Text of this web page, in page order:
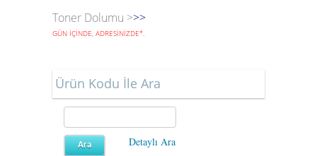
Toner Dolumu >>>
GÜN İÇİNDE, ADRESİNİZDE*.
Ürün Kodu İle Ara
Detaylı Ara